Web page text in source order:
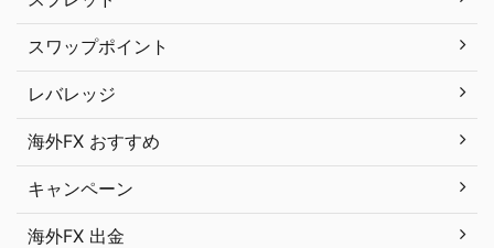
スワップポイント
レバレッジ
海外FX おすすめ
キャンペーン
海外FX 出金